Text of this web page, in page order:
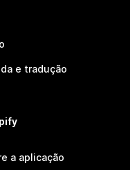
e tradução
a aplicação